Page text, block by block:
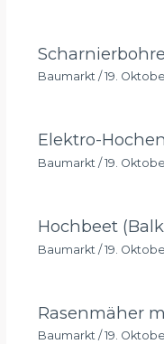
Baumarkt/ 19.
Elektro-
Baumarkt / 19.
Hochbeet
Baumarkt /19.
Rasenmäher
Baumarkt/ 19.